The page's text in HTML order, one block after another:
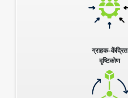
ग्राहक-केंद्रित
दृष्टिकोण